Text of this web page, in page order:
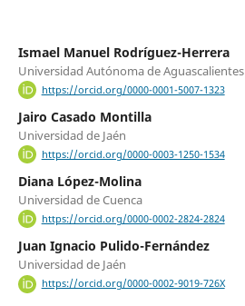
Ismael Manuel Rodríguez-Herrera
Universidad Autónoma de Aguascalientes
https://orcid.org/0000-0001-5007-1323
Jairo Casado Montilla
Universidad de Jaén
https://orcid.org/0000-0003-1250-1534
Diana López-Molina
Universidad de Cuenca
https://orcid.org/0000-0002-2824-2824
Juan Ignacio Pulido-Fernández
Universidad de Jaén
https://orcid.org/0000-0002-9019-726X